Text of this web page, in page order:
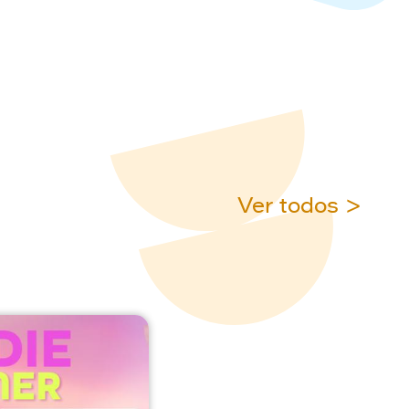
Ver todos >